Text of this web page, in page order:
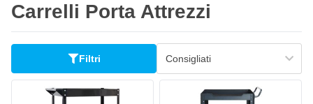
Carrelli Porta Attrezzi
Filtri